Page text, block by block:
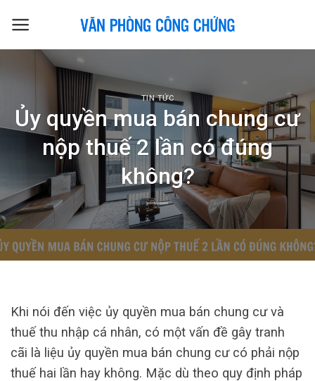
TIN TỨC
Ủy quyền mua bán chung cư
nộp thuế 2 lần có đúng
không?
Khi nói đến việc ủy quyền mua bán chung cư và
thuế thu nhập cá nhân, có một vấn đề gây tranh
cãi là liệu ủy quyền mua bán chung cư có phải nộp
thuế hai lần hay không. Mặc dù theo quy định pháp